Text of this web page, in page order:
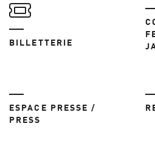
BILLETTERIE
ESPACE PRESSE /
PRESS